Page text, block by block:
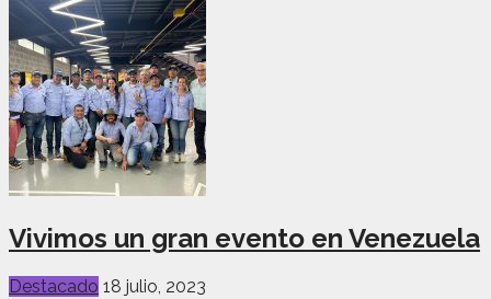
Vivimos un gran evento en Venezuela
Destacado 18 julio, 2023